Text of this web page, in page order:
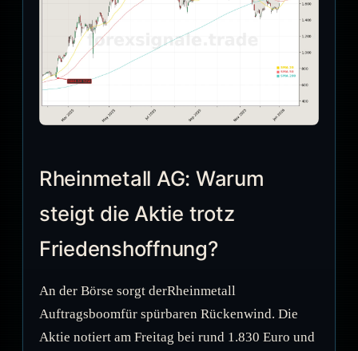
Rheinmetall AG: Warum
steigt die Aktie trotz
Friedenshoffnung?
An der Börse sorgt derRheinmetall
Auftragsboomfür spürbaren Rückenwind. Die
Aktie notiert am Freitag bei rund 1.830 Euro und